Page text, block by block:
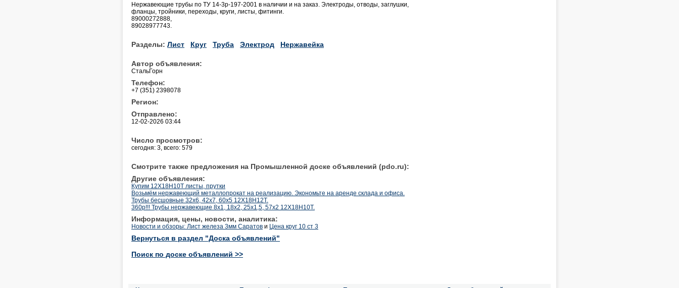
Нержавеющие трубы по ТУ 14-3р-197-2001 в наличии и на заказ. Электроды, отводы, заглушки,
фланцы, тройники, переходы, круги, листы, фитинги.
89000272888,
89028977743.
Разделы: Лист Круг Труба Электрод Нержавейка
Автор объявления:
СтальГорн
Телефон:
+7 (351) 2398078
Регион:
Отправлено:
12-02-2026 03:44
Число просмотров:
сегодня: 3, всего: 579
Смотрите также предложения на Промышленной доске объявлений (pdo.ru):
Другие объявления:
Купим 12Х18Н10Т листы, прутки
Возьмём нержавеющий металлопрокат на реализацию. Экономьте на аренде склада и офиса.
Трубы бесшовные 32х6, 42х7, 60х5 12Х18Н12Т.
360р!!! Трубы нержавеющие 8х1, 18х2, 25х1,5, 57х2 12Х18Н10Т.
Информация, цены, новости, аналитика:
Новости и обзоры: Лист железа 3мм Саратов и Цена круг 10 ст 3
Вернуться в раздел "Доска объявлений"
Поиск по доске объявлений >>